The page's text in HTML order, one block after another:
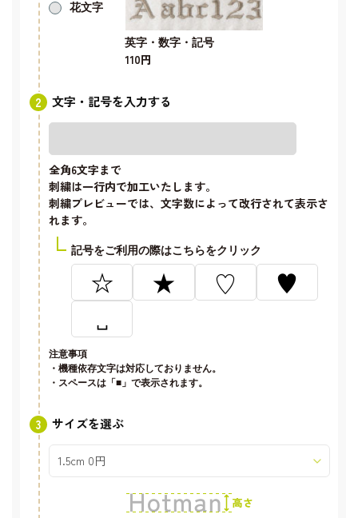
花文字
英字・数字・記号
110円
文字・記号を入力する
全角6文字まで
刺繍は一行内で加工いたします。
刺繍プレビューでは、文字数によって改行されて表示さ
れます。
記号をご利用の際はこちらをクリック
☆ ★ ♡
♥
␣
注意事項
・機種依存文字は対応しておりません。
・スペースは「■」で表示されます。
サイズを選ぶ